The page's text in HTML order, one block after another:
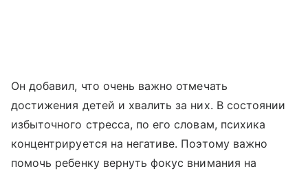
Он добавил, что очень важно отмечать
достижения детей и хвалить за них. В состоянии
избыточного стресса, по его словам, психика
концентрируется на негативе. Поэтому важно
помочь ребенку вернуть фокус внимания на